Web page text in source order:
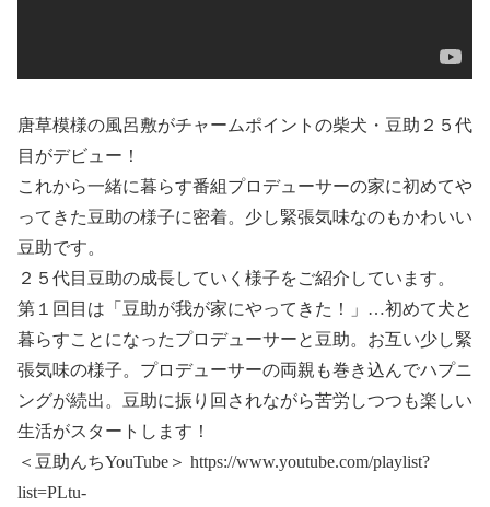
唐草模様の風呂敷がチャームポイントの柴犬・豆助２５代
目がデビュー！
これから一緒に暮らす番組プロデューサーの家に初めてや
ってきた豆助の様子に密着。少し緊張気味なのもかわいい
豆助です。
２５代目豆助の成長していく様子をご紹介しています。
第１回目は「豆助が我が家にやってきた！」…初めて犬と
暮らすことになったプロデューサーと豆助。お互い少し緊
張気味の様子。プロデューサーの両親も巻き込んでハプニ
ングが続出。豆助に振り回されながら苦労しつつも楽しい
生活がスタートします！
＜豆助んちYouTube＞ https://www.youtube.com/playlist?
list=PLtu-